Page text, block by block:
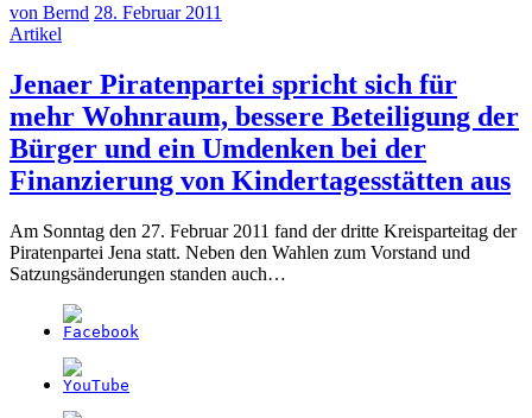
von Bernd 28. Februar 2011
Artikel
Jenaer Piratenpartei spricht sich für
mehr Wohnraum, bessere Beteiligung der
Bürger und ein Umdenken bei der
Finanzierung von Kindertagesstätten aus
Am Sonntag den 27. Februar 2011 fand der dritte Kreisparteitag der
Piratenpartei Jena statt. Neben den Wahlen zum Vorstand und
Satzungsänderungen standen auch…